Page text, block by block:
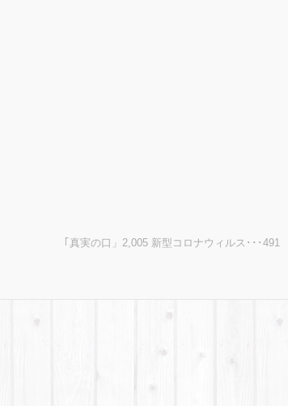
｢真実の口」2,005 新型コロナウィルス･･･491